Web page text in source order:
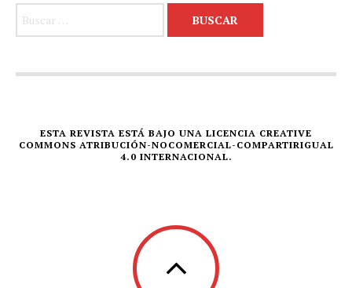
ESTA REVISTA ESTÁ BAJO UNA LICENCIA CREATIVE
COMMONS ATRIBUCIÓN-NOCOMERCIAL-COMPARTIRIGUAL
4.0 INTERNACIONAL.